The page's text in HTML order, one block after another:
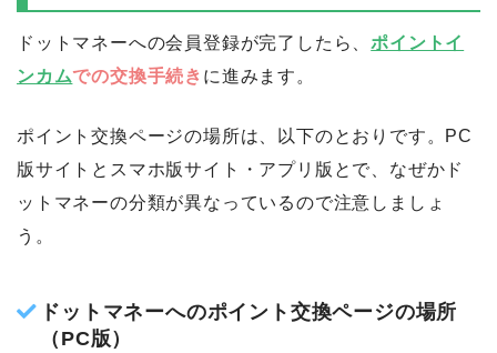
択
ドットマネーへの会員登録が完了したら、 ポイントイ
ンカム での交換手続きに進みます。
版サイトとスマホ版サイト・アプリ版とで、なぜかド
ットマネーの分類が異なっているので注意しましょ